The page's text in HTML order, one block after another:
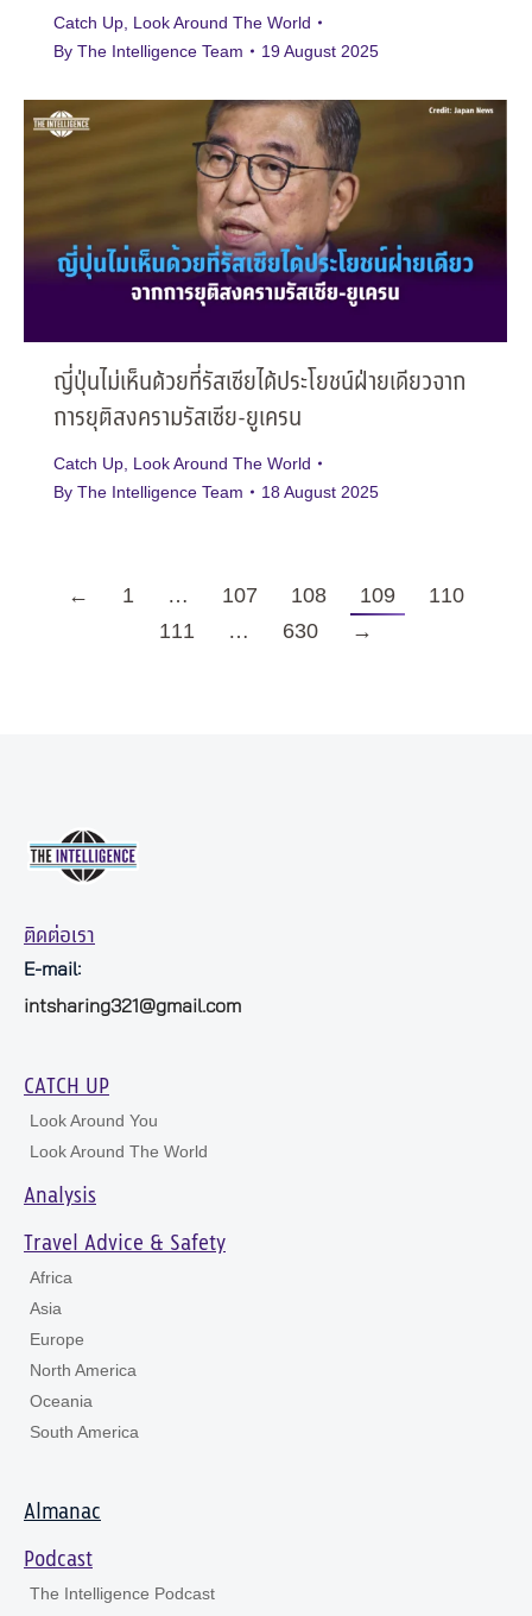
Catch Up Look Around The World
By The Intelligence Team 19 August 2025
ญี่ปุ่นไม่เห็นด้วยที่รัสเซียได้ประโยชน์ฝ่ายเดียวจาก
การยุติสงครามรัสเซีย-ยูเครน
Catch Up Look Around The World
By The Intelligence Team 18 August 2025
← 1 … 107 108 109
110
111
… 630 →
ติดต่อเรา
E-mail:
intsharing321@gmail.com
CATCH UP
Look Around You
Look Around The World
Analysis
Travel Advice & Safety
Africa
Asia
Europe
North America
Oceania
South America
Almanac
Podcast
The Intelligence Podcast